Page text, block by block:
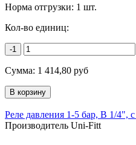
Норма отгрузки: 1 шт.
Кол-во единиц:
-1
Сумма: 1 414,80 руб
Реле давления 1-5 бар, В 1/4",
Производитель Uni-Fitt